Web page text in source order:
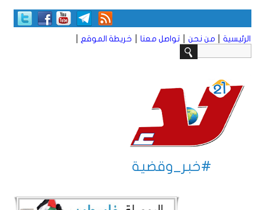
الرئيسية من نحن تواصل معنا خريطة الموقع
#خبر_وقضية